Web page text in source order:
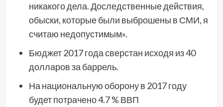
никакого дела. Доследственные действия,
обыски, которые были выброшены в СМИ, я
считаю недопустимым».
Бюджет 2017 года сверстан исходя из 40
долларов за баррель.
На национальную оборону в 2017 году
будет потрачено 4.7 % ВВП